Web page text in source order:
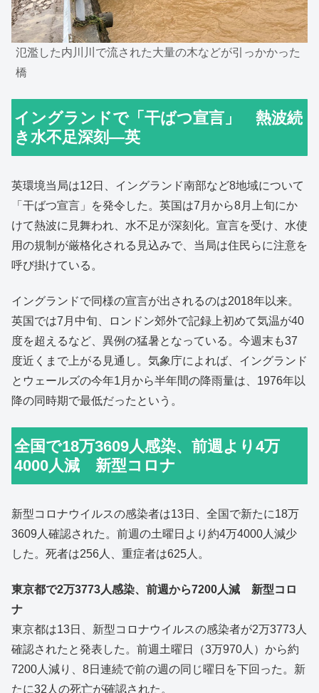
氾濫した内川川で流された大量の木などが引っかかった
橋
イングランドで「干ばつ宣言」 熱波続
き水不足深刻―英
英環境当局は12日、イングランド南部など8地域について
「干ばつ宣言」を発令した。英国は7月から8月上旬にか
けて熱波に見舞われ、水不足が深刻化。宣言を受け、水使
用の規制が厳格化される見込みで、当局は住民らに注意を
呼び掛けている。
イングランドで同様の宣言が出されるのは2018年以来。
英国では7月中旬、ロンドン郊外で記録上初めて気温が40
度を超えるなど、異例の猛暑となっている。今週末も37
度近くまで上がる見通し。気象庁によれば、イングランド
とウェールズの今年1月から半年間の降雨量は、1976年以
降の同時期で最低だったという。
全国で18万3609人感染、前週より4万
4000人減 新型コロナ
新型コロナウイルスの感染者は13日、全国で新たに18万
3609人確認された。前週の土曜日より約4万4000人減少
した。死者は256人、重症者は625人。
東京都で2万3773人感染、前週から7200人減 新型コロ
ナ
東京都は13日、新型コロナウイルスの感染者が2万3773人
確認されたと発表した。前週土曜日（3万970人）から約
7200人減り、8日連続で前の週の同じ曜日を下回った。新
たに32人の死亡が確認された。